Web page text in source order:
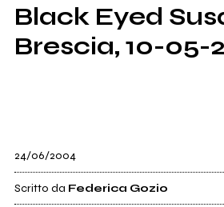
SHOP
RADIO
Black Eyed
Brescia, 10-05-
24/06/2004
Scritto da Federica Gozio